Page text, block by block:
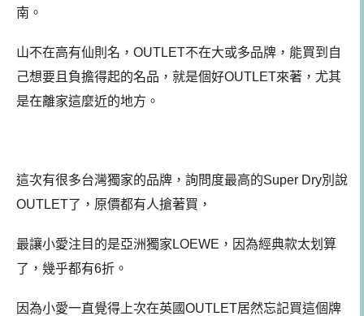
南。
山不在高有仙則名，OUTLET不在大或多品牌，能買到自
己想要且負擔得起的名品，就是個好OUTLET來著，尤其
是在離家這麼近的地方。
這次有很多台灣獨家的品牌， 詢問度最高的Super Dry別說
OUTLET了，原價都有人搶著買，
最讓小愛注目的是亞洲獨家LOEWE，因為經典款太划算
了，幾乎都有6折。
因為小愛一直覺得上次在英國OUTLET居然忘記買這個牌